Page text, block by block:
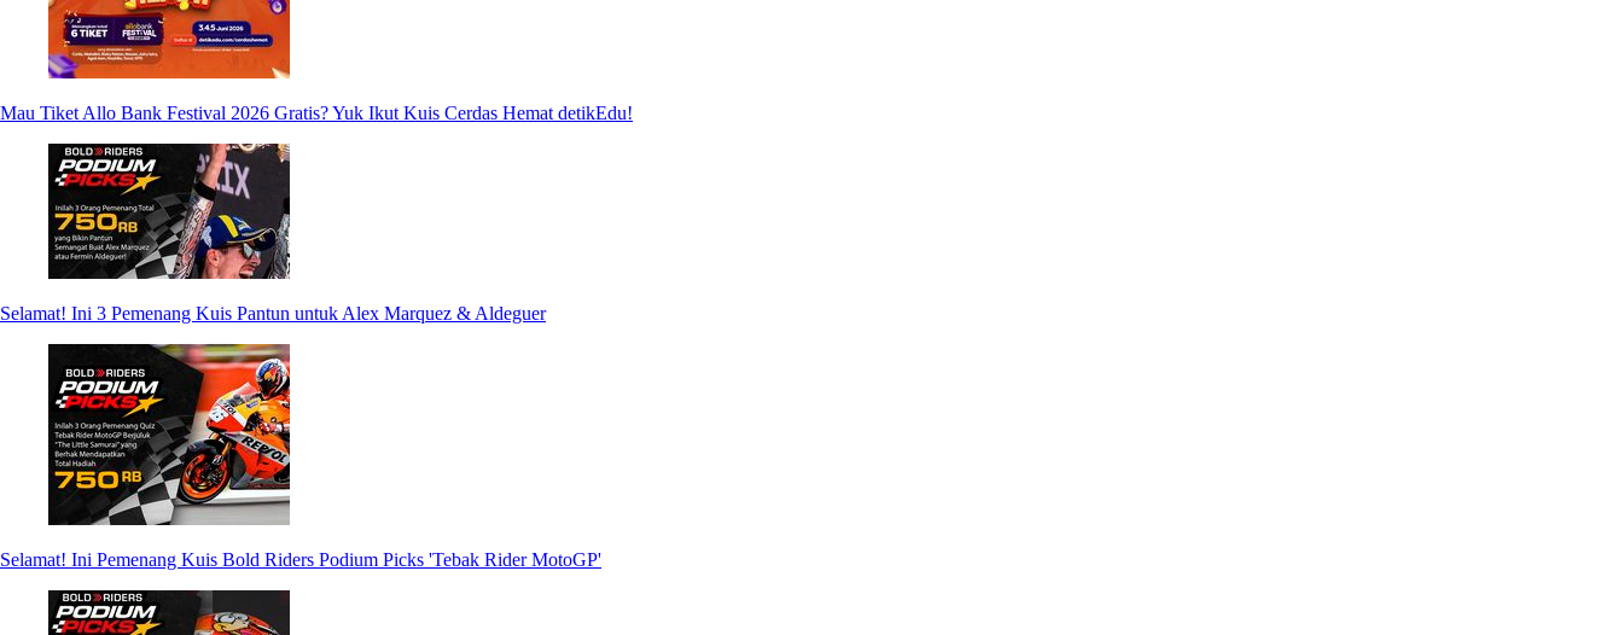
Mau Tiket Allo Bank Festival 2026 Gratis? Yuk Ikut Kuis Cerdas Hemat detikEdu!
Selamat! Ini 3 Pemenang Kuis Pantun untuk Alex Marquez & Aldeguer
Selamat! Ini Pemenang Kuis Bold Riders Podium Picks 'Tebak Rider MotoGP'